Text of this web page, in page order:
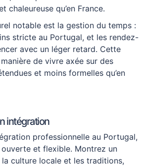
chaleureuse qu’en France.
notable est la gestion du temps :
stricte au Portugal, et les rendez-
avec un léger retard. Cette
de vivre axée sur des
et moins formelles qu’en
intégration
professionnelle au Portugal,
et flexible. Montrez un
culture locale et les traditions,